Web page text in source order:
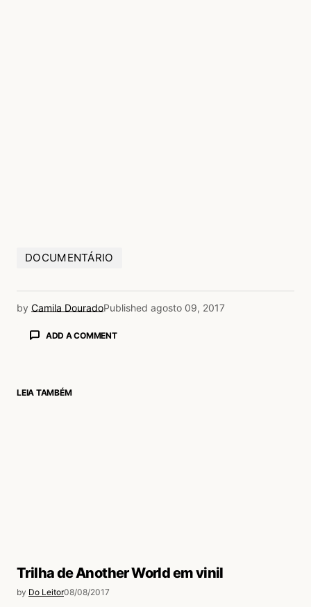
DOCUMENTÁRIO
by Camila DouradoPublished agosto 09, 2017
ADD A COMMENT
LEIA TAMBÉM
Trilha de Another World em vinil
by Do Leitor08/08/2017